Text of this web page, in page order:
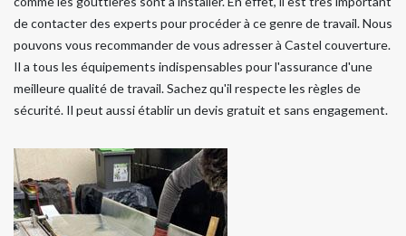
de contacter des experts pour procéder à ce genre de travail. Nous
pouvons vous recommander de vous adresser à Castel couverture.
Il a tous les équipements indispensables pour l'assurance d'une
meilleure qualité de travail. Sachez qu'il respecte les règles de
sécurité. Il peut aussi établir un devis gratuit et sans engagement.